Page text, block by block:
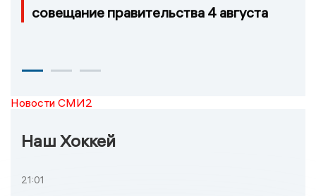
совещание правительства 4 августа
Новости СМИ2
Наш Хоккей
21:01